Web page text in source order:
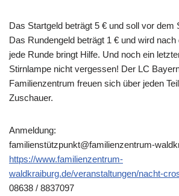
Das Startgeld beträgt 5 € und soll vor dem
Das Rundengeld beträgt 1 € und wird
jede Runde bringt Hilfe. Und noch ein
Stirnlampe nicht vergessen! Der LC
Familienzentrum freuen sich über jeden
Zuschauer.
Anmeldung:
familienstützpunkt@familienzentrum-
https://www.familienzentrum-
waldkraiburg.de/veranstaltungen/nacht-
08638 / 8837097